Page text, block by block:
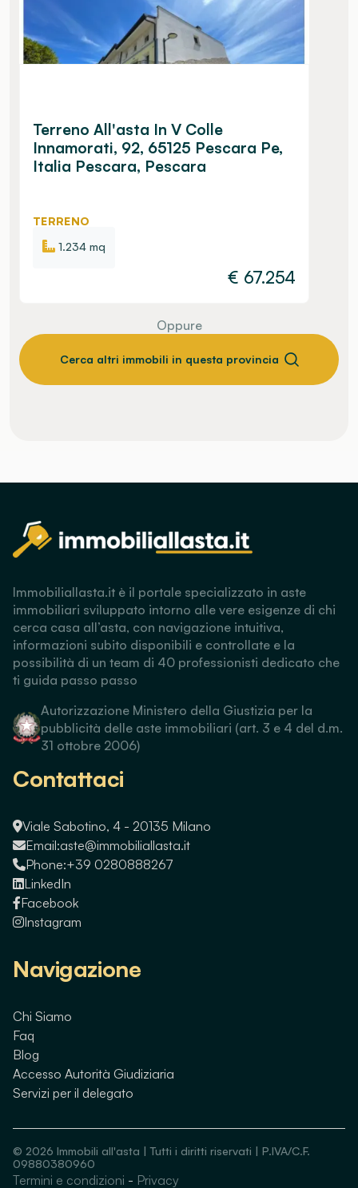
Terreno All'asta In V Colle
Innamorati, 92, 65125 Pescara Pe,
Italia Pescara, Pescara
TERRENO
1.234 mq
€ 67.254
Oppure
Cerca altri immobili in questa provincia
Immobiliallasta.it è il portale specializzato in aste
immobiliari sviluppato intorno alle vere esigenze di chi
cerca casa all’asta, con navigazione intuitiva,
informazioni subito disponibili e controllate e la
possibilità di un team di 40 professionisti dedicato che
ti guida passo passo
Autorizzazione Ministero della Giustizia per la
pubblicità delle aste immobiliari (art. 3 e 4 del d.m.
31 ottobre 2006)
Contattaci
Viale Sabotino, 4 - 20135 Milano
Email:aste@immobiliallasta.it
Phone:+39 0280888267
LinkedIn
Facebook
Instagram
Navigazione
Chi Siamo
Faq
Blog
Accesso Autorità Giudiziaria
Servizi per il delegato
© 2026 Immobili all'asta | Tutti i diritti riservati | P.IVA/C.F.
09880380960
Termini e condizioni - Privacy